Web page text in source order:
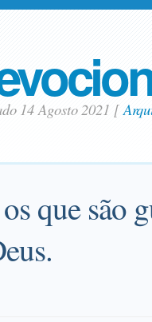
14 Agosto 2021 [
que são